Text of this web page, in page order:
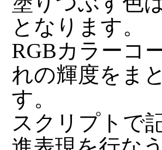
となります。
RGBカラーコ
れの輝度をま
す。
スクリプトで